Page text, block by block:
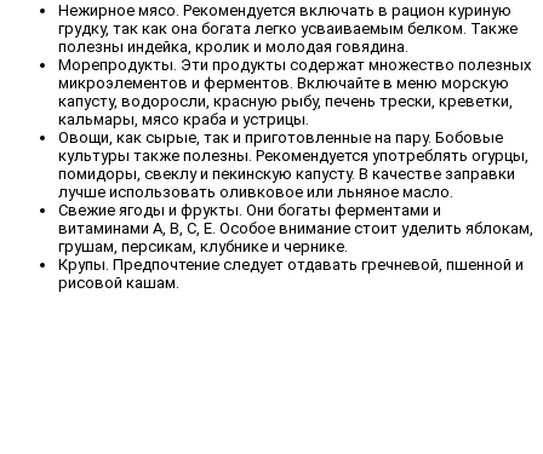
Нежирное мясо. Рекомендуется включать в рацион куриную
грудку, так как она богата легко усваиваемым белком. Также
полезны индейка, кролик и молодая говядина.
Морепродукты. Эти продукты содержат множество полезных
микроэлементов и ферментов. Включайте в меню морскую
капусту, водоросли, красную рыбу, печень трески, креветки,
кальмары, мясо краба и устрицы.
Овощи, как сырые, так и приготовленные на пару. Бобовые
культуры также полезны. Рекомендуется употреблять огурцы,
помидоры, свеклу и пекинскую капусту. В качестве заправки
лучше использовать оливковое или льняное масло.
Свежие ягоды и фрукты. Они богаты ферментами и
витаминами A, B, C, E. Особое внимание стоит уделить яблокам,
грушам, персикам, клубнике и чернике.
Крупы. Предпочтение следует отдавать гречневой, пшенной и
рисовой кашам.